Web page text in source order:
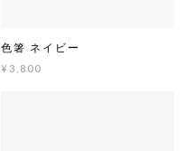
色箸 ネイビー
¥3,800